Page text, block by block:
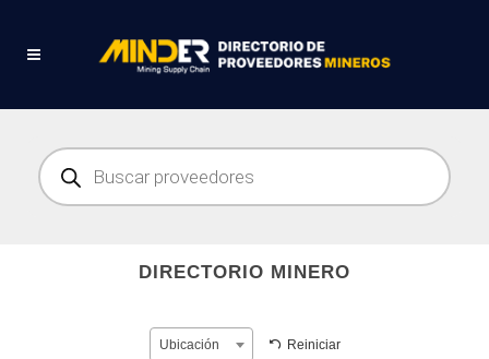
Búsqueda
de
productos
DIRECTORIO MINERO
Ubicación Reiniciar